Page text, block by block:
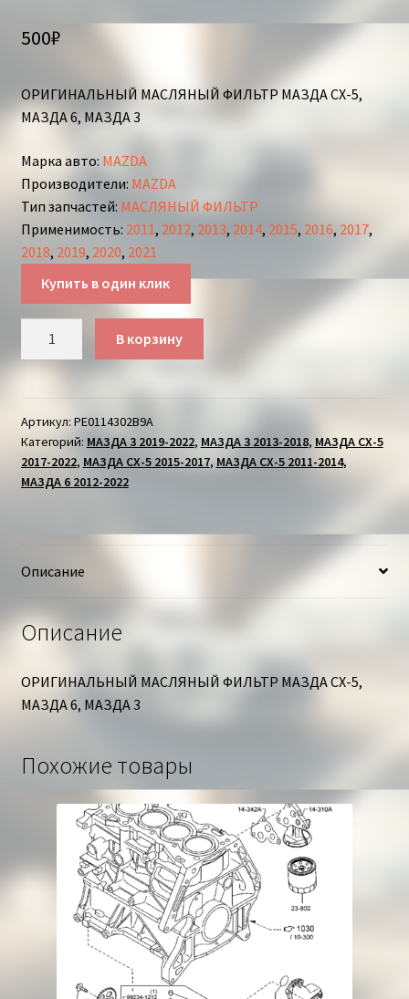
500₽
ОРИГИНАЛЬНЫЙ МАСЛЯНЫЙ ФИЛЬТР МАЗДА СХ-5,
МАЗДА 6, МАЗДА 3
Марка авто: MAZDA
Производители: MAZDA
Тип запчастей: МАСЛЯНЫЙ ФИЛЬТР
Применимость: 2011, 2012, 2013, 2014, 2015, 2016, 2017,
2018, 2019, 2020, 2021
Купить в один клик
МАЗДА
В корзину
Артикул: PE0114302B9A
Категорий: МАЗДА 3 2019-2022, МАЗДА 3 2013-2018, МАЗДА СХ-5
2017-2022, МАЗДА СХ-5 2015-2017, МАЗДА СХ-5 2011-2014,
МАЗДА 6 2012-2022
Описание
Описание
ОРИГИНАЛЬНЫЙ МАСЛЯНЫЙ ФИЛЬТР МАЗДА СХ-5,
МАЗДА 6, МАЗДА 3
Похожие товары